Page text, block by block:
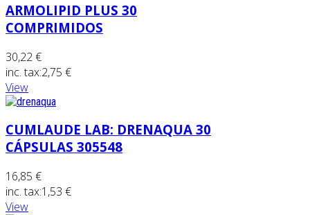
ARMOLIPID PLUS 30
COMPRIMIDOS
30,22 €
inc. tax:2,75 €
View
CUMLAUDE LAB: DRENAQUA 30
CÁPSULAS 305548
16,85 €
inc. tax:1,53 €
View